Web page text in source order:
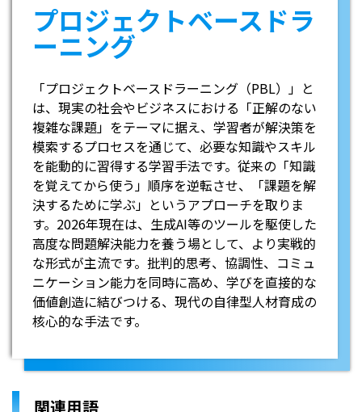
プロジェクトベースドラ
ーニング
「プロジェクトベースドラーニング（PBL）」と
は、現実の社会やビジネスにおける「正解のない
複雑な課題」をテーマに据え、学習者が解決策を
模索するプロセスを通じて、必要な知識やスキル
を能動的に習得する学習手法です。従来の「知識
を覚えてから使う」順序を逆転させ、「課題を解
決するために学ぶ」というアプローチを取りま
す。2026年現在は、生成AI等のツールを駆使した
高度な問題解決能力を養う場として、より実戦的
な形式が主流です。批判的思考、協調性、コミュ
ニケーション能力を同時に高め、学びを直接的な
価値創造に結びつける、現代の自律型人材育成の
核心的な手法です。
関連用語